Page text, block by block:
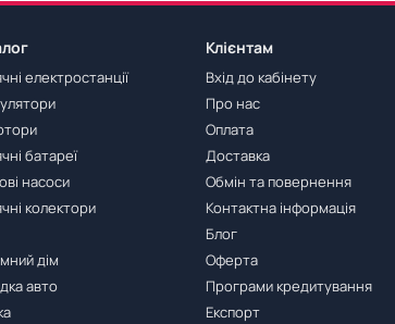
електростанції
батареї
насоси
колектори
дім
авто
Клієнтам
Вхід до кабінету
Про нас
Оплата
Доставка
Обмін та повернення
Контактна інформація
Блог
Оферта
Програми кредитування
Експорт